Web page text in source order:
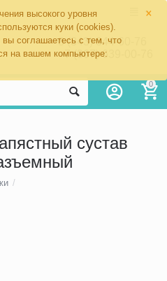
×
высокого уровня
куки (cookies).
соглашаетесь с тем, что
на вашем компьютере:
8 (343) 344-60-76
+7 (967) 639-00-76
0
сустав
/